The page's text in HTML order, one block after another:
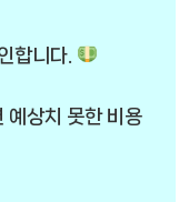
합니다.
예상치 못한 비용